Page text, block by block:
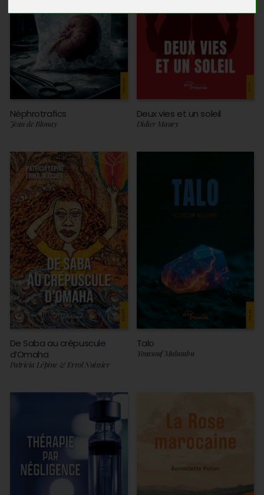
Néphrotrafics
Jean de Blonay
Deux vies et un soleil
Didier Maury
De Saba au crépuscule
d’Omaha
Patricia Lépine & Errol Nuissier
Talo
Youssouf Mulumbu